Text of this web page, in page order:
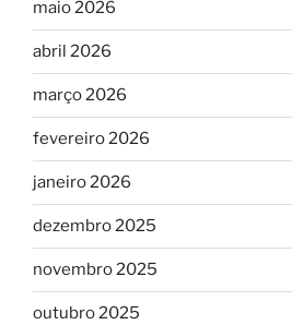
maio 2026
abril 2026
março 2026
fevereiro 2026
janeiro 2026
dezembro 2025
novembro 2025
outubro 2025